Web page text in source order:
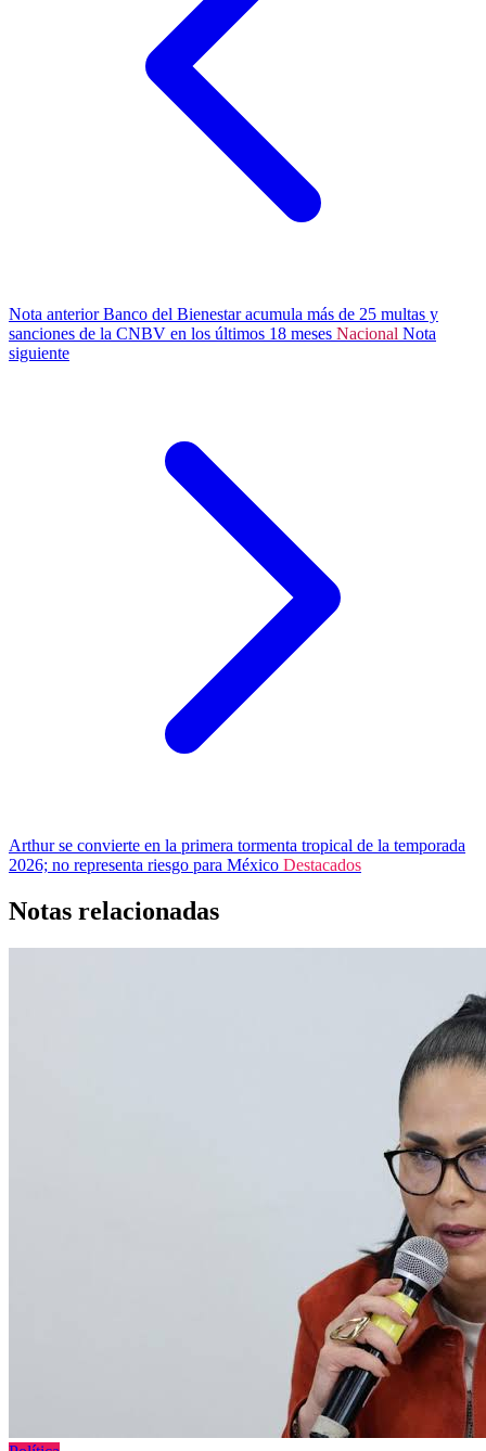
Nota anteriorBanco del Bienestar acumula más de 25 multas y
sanciones de la CNBV en los últimos 18 meses Nacional Nota
siguiente
Arthur se convierte en la primera tormenta tropical de la temporada
2026; no representa riesgo para México Destacados
Notas relacionadas